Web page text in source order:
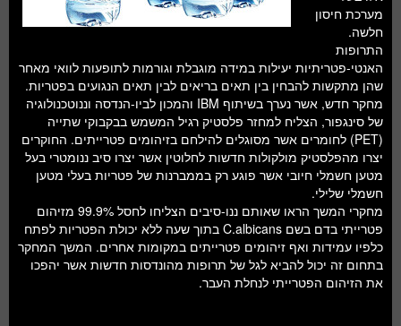
מערכת חיסון
חלשה.
התרופות
האנטי-פטריתיות יעילות במידה מוגבלת וגורמות לתופעות לוואי מאחר
שהן מתקשות להבחין בין תאים בריאים לבין תאים הנגועים בפטריות.
מחקר חדש, אשר נערך בשיתוף IBM והמכון לביו-הנדסה וננוטכנולוגיה
של סינגפור, הצליח למחזר פלסטיק רגיל המשמש בבקבוקי שתייה
(PET) לחומרים אשר מסוגלים להילחם בזיהומים פטרייתים. החוקרים
יצרו מהפלסטיק מולקולות חדשות לחלוטין אשר יצרו סיב ננומטרי בעל
מטען חשמלי חיובי אשר פוגע רק בממברנות של פטריות בעלי מטען
חשמלי שלילי.
מחקרי המשך הראו שאותם ננו-סיבים הצליחו לחסל 99.9% מזיהום
פטרייתי בדם בשם C.albicans בתוך שעה ללא יכולת הפטריות לפתח
כלפיו עמידות ואף זיהומים פטרייתים במקומות אחרים. המשך המחקר
בתחום זה יכול להביא לגל של תרופות מהונדסות חדשות אשר יהפכו
את הזיהום הפטרייתי לנחלת העבר.